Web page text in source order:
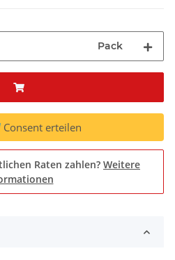
Pack
Consent erteilen
Raten zahlen? Weitere